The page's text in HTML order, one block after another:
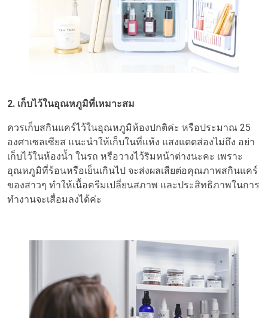
2. เก็บไว้ในอุณหภูมิที่เหมาะสม
ควรเก็บสกินแคร์ไว้ในอุณหภูมิห้องปกติค่ะ หรือประมาณ 25
องศาเซลเซียส แนะนำให้เก็บในที่แห้ง แสงแดดส่องไม่ถึง อย่า
เก็บไว้ในห้องน้ำ ในรถ หรือวางไว้ริมหน้าต่างนะคะ เพราะ
อุณหภูมิที่ร้อนหรือเย็นเกินไป จะส่งผลเสียต่อคุณภาพสกินแคร์
ของสาวๆ ทำให้เนื้อครีมเปลี่ยนสภาพ และประสิทธิภาพในการ
ทำงานจะเสื่อมลงได้ค่ะ